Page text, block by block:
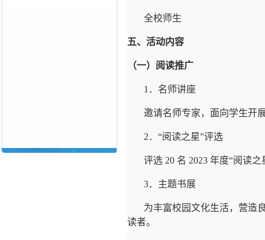
全校师生
五、活动内容
（一）阅读推广
1 ．名师讲座
邀请名师专家，面向学生开
2． “阅读之星”评选
评选 20 名 2023 年度“阅读之
3．主题书展
为丰富校园文化生活，营造
读者。